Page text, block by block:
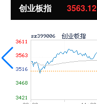
创业板指 3563.12